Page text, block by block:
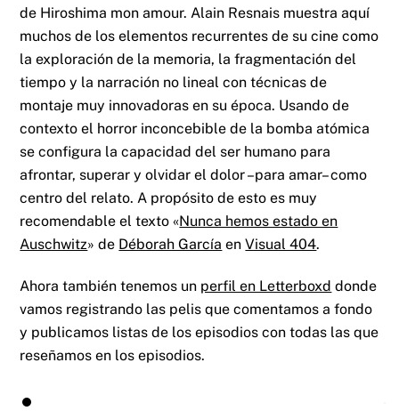
de Hiroshima mon amour. Alain Resnais muestra aquí
muchos de los elementos recurrentes de su cine como
la exploración de la memoria, la fragmentación del
tiempo y la narración no lineal con técnicas de
montaje muy innovadoras en su época. Usando de
contexto el horror inconcebible de la bomba atómica
se configura la capacidad del ser humano para
afrontar, superar y olvidar el dolor –para amar– como
centro del relato. A propósito de esto es muy
recomendable el texto «Nunca hemos estado en
Auschwitz» de Déborah García enVisual 404.
Ahora también tenemos un perfil en Letterboxd donde
vamos registrando las pelis que comentamos a fondo
y publicamos listas de los episodios con todas las que
reseñamos en los episodios.